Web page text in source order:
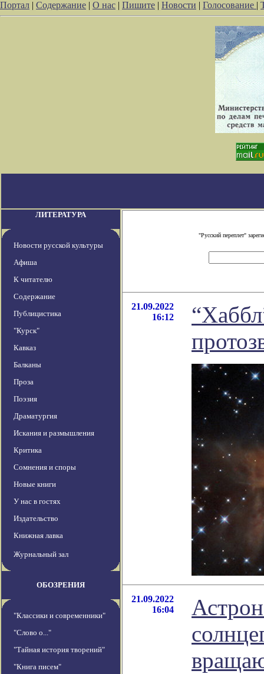
Портал | Содержание | О нас | Пишите | Новости | Голосование |
ЛИТЕРАТУРА
Новости русской культуры
Афиша
К читателю
Содержание
Публицистика
"Курск"
Кавказ
Балканы
Проза
Поэзия
Драматургия
Искания и размышления
Критика
Сомнения и споры
Новые книги
У нас в гостях
Издательство
Книжная лавка
Журнальный зал
ОБОЗРЕНИЯ
"Классики и современники"
"Слово о..."
"Тайная история творений"
"Книга писем"
"Русский переплет"
21.09.2022
16:12
21.09.2022
16:04